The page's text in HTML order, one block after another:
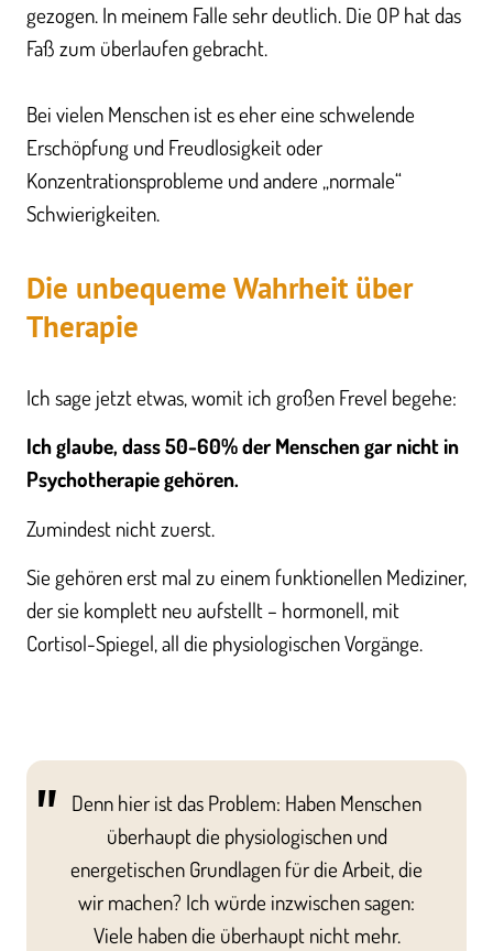
gezogen. In meinem Falle sehr deutlich. Die OP hat das
Faß zum überlaufen gebracht.
Bei vielen Menschen ist es eher eine schwelende
Erschöpfung und Freudlosigkeit oder
Konzentrationsprobleme und andere „normale“
Schwierigkeiten.
Die unbequeme Wahrheit über
Therapie
Ich sage jetzt etwas, womit ich großen Frevel begehe:
Ich glaube, dass 50-60% der Menschen gar nicht in
Psychotherapie gehören.
Zumindest nicht zuerst.
Sie gehören erst mal zu einem funktionellen Mediziner,
der sie komplett neu aufstellt – hormonell, mit
Cortisol-Spiegel, all die physiologischen Vorgänge.
Denn hier ist das Problem: Haben Menschen
überhaupt die physiologischen und
energetischen Grundlagen für die Arbeit, die
wir machen? Ich würde inzwischen sagen:
Viele haben die überhaupt nicht mehr.